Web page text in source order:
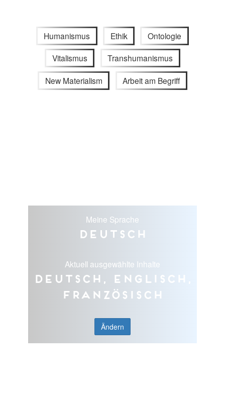
Humanismus Ethik Ontologie
Vitalismus Transhumanismus
New Materialism Arbeit am Begriff
Meine Sprache
Deutsch
Aktuell ausgewählte Inhalte
Deutsch, Englisch,
Französisch
Ändern